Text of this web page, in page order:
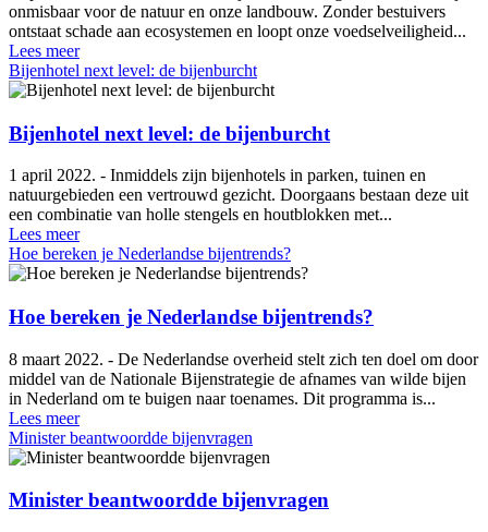
onmisbaar voor de natuur en onze landbouw. Zonder bestuivers
ontstaat schade aan ecosystemen en loopt onze voedselveiligheid...
Lees meer
Bijenhotel next level: de bijenburcht
Bijenhotel next level: de bijenburcht
1 april 2022. - Inmiddels zijn bijenhotels in parken, tuinen en
natuurgebieden een vertrouwd gezicht. Doorgaans bestaan deze uit
een combinatie van holle stengels en houtblokken met...
Lees meer
Hoe bereken je Nederlandse bijentrends?
Hoe bereken je Nederlandse bijentrends?
8 maart 2022. - De Nederlandse overheid stelt zich ten doel om door
middel van de Nationale Bijenstrategie de afnames van wilde bijen
in Nederland om te buigen naar toenames. Dit programma is...
Lees meer
Minister beantwoordde bijenvragen
Minister beantwoordde bijenvragen